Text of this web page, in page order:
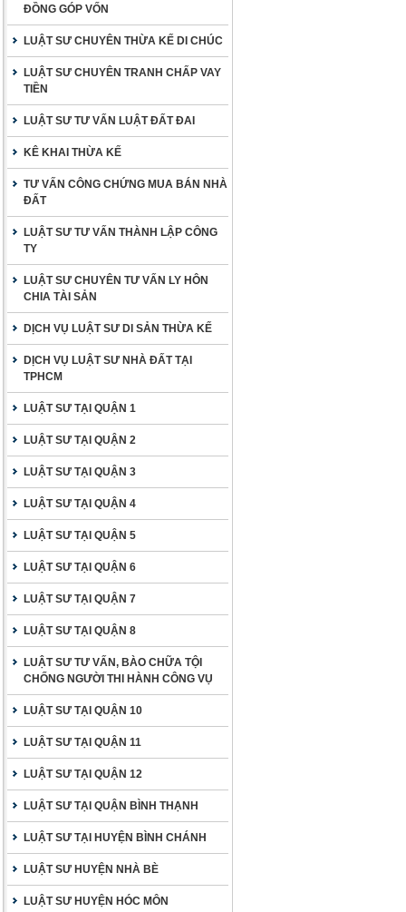
ĐỒNG GÓP VỐN
LUẬT SƯ CHUYÊN THỪA KẾ DI CHÚC
LUẬT SƯ CHUYÊN TRANH CHẤP VAY
TIỀN
LUẬT SƯ TƯ VẤN LUẬT ĐẤT ĐAI
KÊ KHAI THỪA KẾ
TƯ VẤN CÔNG CHỨNG MUA BÁN NHÀ
ĐẤT
LUẬT SƯ TƯ VẤN THÀNH LẬP CÔNG
TY
LUẬT SƯ CHUYÊN TƯ VẤN LY HÔN
CHIA TÀI SẢN
DỊCH VỤ LUẬT SƯ DI SẢN THỪA KẾ
DỊCH VỤ LUẬT SƯ NHÀ ĐẤT TẠI
TPHCM
LUẬT SƯ TẠI QUẬN 1
LUẬT SƯ TẠI QUẬN 2
LUẬT SƯ TẠI QUẬN 3
LUẬT SƯ TẠI QUẬN 4
LUẬT SƯ TẠI QUẬN 5
LUẬT SƯ TẠI QUẬN 6
LUẬT SƯ TẠI QUẬN 7
LUẬT SƯ TẠI QUẬN 8
LUẬT SƯ TƯ VẤN, BÀO CHỮA TỘI
CHỐNG NGƯỜI THI HÀNH CÔNG VỤ
LUẬT SƯ TẠI QUẬN 10
LUẬT SƯ TẠI QUẬN 11
LUẬT SƯ TẠI QUẬN 12
LUẬT SƯ TẠI QUẬN BÌNH THẠNH
LUẬT SƯ TẠI HUYỆN BÌNH CHÁNH
LUẬT SƯ HUYỆN NHÀ BÈ
LUẬT SƯ HUYỆN HÓC MÔN